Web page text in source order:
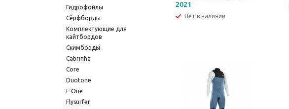
Гидрофойлы
Сёрфборды
Комплектующие для
кайтбордов
Скимборды
Cabrinha
Core
Duotone
F-One
Flysurfer
2021
Нет в наличии